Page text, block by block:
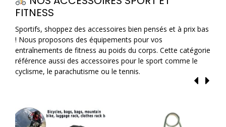
FITNESS
Sportifs, shoppez des accessoires bien pensés et à prix bas
! Nous proposons des équipements pour vos
entraînements de fitness au poids du corps. Cette catégorie
référence aussi des accessoires pour le sport comme le
cyclisme, le parachutisme ou le tennis.